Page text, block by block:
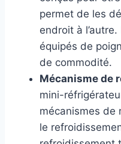
permet de les
endroit à
équipés de
de commodité.
Mécanisme de
mini-
mécanismes de
le